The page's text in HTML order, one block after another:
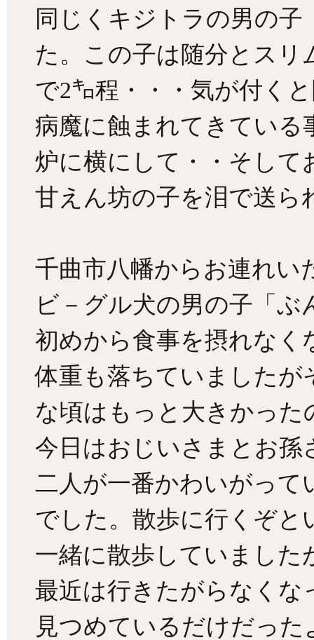
同じくキジトラの男の子
た。この子は随分とスリ
で2㌔程・・・気が付く
病魔に蝕まれてきている
炉に横にして・・そして
甘えん坊の子を泪で送ら
千曲市八幡からお連れい
ビ－グル犬の男の子「ぶ
初めから食事を摂れなく
体重も落ちていましたが
な頃はもっと大きかった
今日はおじいさまとお
二人が一番かわいがって
でした。散歩に行くぞ
一緒に散歩していました
最近は行きたがらなく
見つめているだけだった